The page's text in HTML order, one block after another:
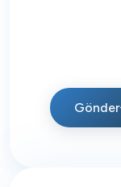
Gönder